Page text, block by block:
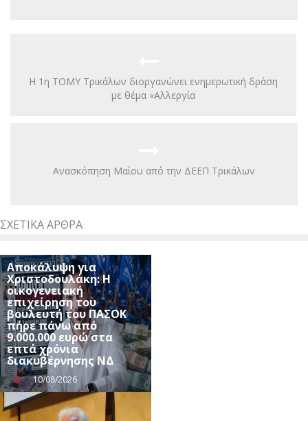
Η 1η ΤΟΜΥ Τρικάλων διοργανώνει ενημερωτική δράση
με θέμα «Αλλεργία
Ανασκόπηση Μαίου από την ΔΕΕΠ Τρικάλων
ΣΧΕΤΙΚΆ ΆΡΘΡΑ
Αποκάλυψη για
Χριστοδουλάκη: Η
οικογενειακή
επιχείρηση του
βουλευτή του ΠΑΣΟΚ
πήρε πάνω από
9.000.000 ευρώ στα
επτά χρόνια
διακυβέρνησης ΝΔ
10/08/2026